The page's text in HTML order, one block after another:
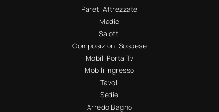
Pareti Attrezzate
Madie
Salotti
Composizioni Sospese
Mobili Porta Tv
Mobili ingresso
Tavoli
Sedie
Arredo Bagno